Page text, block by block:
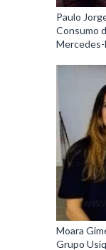
Paulo
Consumo
Mercedes-
Moara
Grupo